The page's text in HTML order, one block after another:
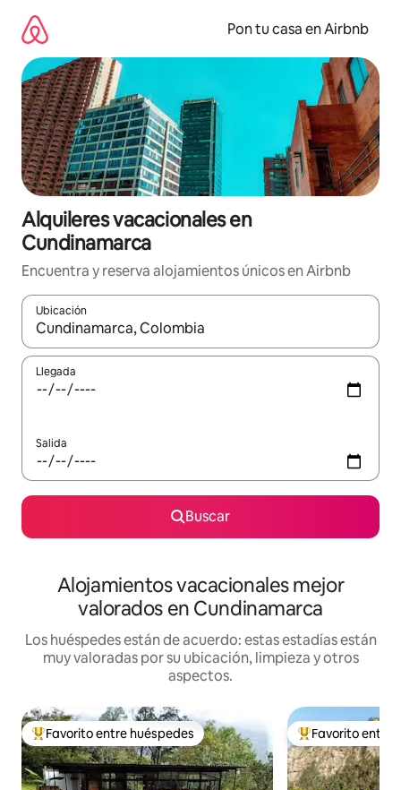
contenido
Pon tu casa en Airbnb
Alquileres vacacionales en
Cundinamarca
Encuentra y reserva alojamientos únicos en Airbnb
Ubicación
Cuando los resultados estén disponibles, navega con las
Llegada
Salida
Buscar
Alojamientos vacacionales mejor
valorados en Cundinamarca
Los huéspedes están de acuerdo: estas estadías están
muy valoradas por su ubicación, limpieza y otros
aspectos.
Favorito entre huéspedes preferido
Favorito entre huéspedes Favorito entre
Favorito entre